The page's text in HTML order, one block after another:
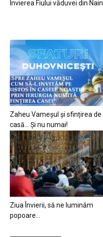
Învierea Fiului văduvei din Nain
Zaheu Vameșul și sfințirea de
casă… Și nu numai!
Ziua Învierii, să ne luminăm
popoare…